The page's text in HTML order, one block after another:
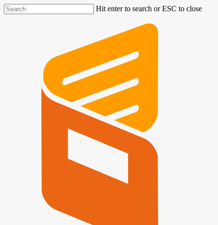
Hit enter to search or ESC to close